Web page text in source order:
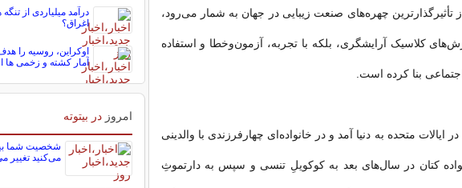
چهره‌های صنعت زیبایی در جهان به شمار می‌رود،
کلاسیک آرایشگری، بلکه با تجربه، آزمون‌وخطا و استفاده
بنا کرده است.
ایالات متحده به دنیا آمد و در خانواده‌ای چهارفرزندی با والدینی
کتان در سال‌های بعد به کوکویلِ تنسی و سپس به دارتموثِ
درآمد میلیاردی از
اغراق؟
اوکراین، روسیه را
آمار کشته و زخمی ها
امروز در بیتوته
شخصیت شما
می‌کنید تغییر